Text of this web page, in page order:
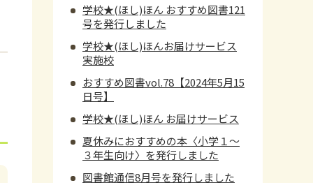
学校★(ほし)ほん おすすめ図書121
号を発行しました
学校★(ほし)ほんお届けサービス
実施校
おすすめ図書vol.78【2024年5月15
日号】
学校★(ほし)ほん お届けサービス
夏休みにおすすめの本〈小学１～
３年生向け〉を発行しました
図書館通信8月号を発行しました